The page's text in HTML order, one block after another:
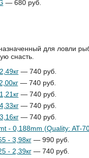
— 680 руб.
для ловли
снасть.
— 740 руб.
— 740 руб.
— 740 руб.
— 740 руб.
— 740 руб.
- 0,188mm (Quality: AT-
- 3,98кг— 990 руб.
- 2,39кг— 740 руб.